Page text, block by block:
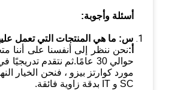
أسئلة وأجوبة:
س: ما هي المنتجات التي تعمل
أ:نحن ننظر إلى أنفسنا على أننا
SC و IT بدقة زاوية فائقة.